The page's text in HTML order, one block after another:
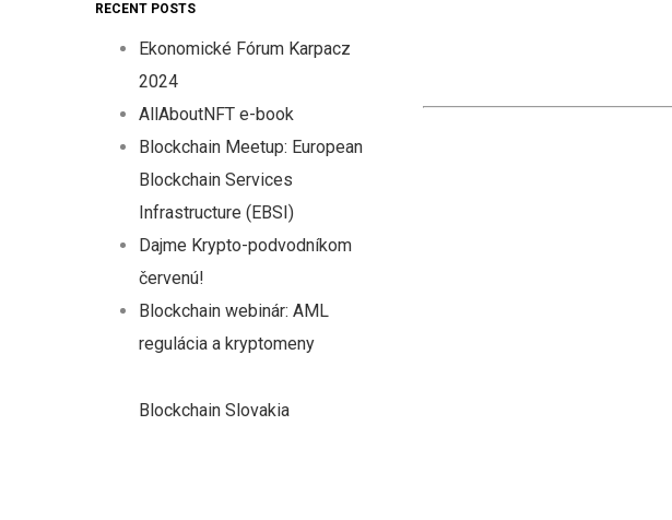
RECENT POSTS
Ekonomické Fórum Karpacz
2024
AllAboutNFT e-book
Blockchain Meetup: European
Blockchain Services
Infrastructure (EBSI)
Dajme Krypto-podvodníkom
červenú!
Blockchain webinár: AML
regulácia a kryptomeny
Blockchain Slovakia